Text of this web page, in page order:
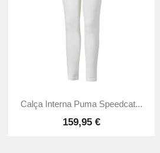
Vista rápida
Calça Interna Puma Speedcat...
159,95 €